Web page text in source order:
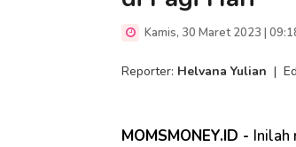
Kamis, 30 Maret 2023 |
Reporter: Helvana Yulian |
MOMSMONEY.ID - Inilah